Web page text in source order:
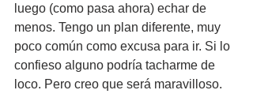
luego (como pasa ahora) echar de
menos. Tengo un plan diferente, muy
poco común como excusa para ir. Si lo
confieso alguno podría tacharme de
loco. Pero creo que será maravilloso.